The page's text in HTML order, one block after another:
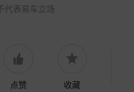
代表易车立场
点赞 收藏